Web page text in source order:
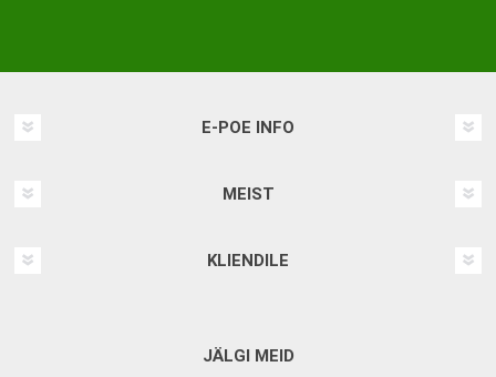
E-POE INFO
MEIST
KLIENDILE
JÄLGI MEID